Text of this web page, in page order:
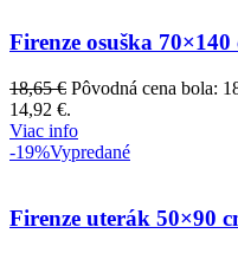
Firenze osuška
18,65€ Pôvodná cena bola:
14,92 €.
Viac info
-19%Vypredané
Firenze uterák 50×90